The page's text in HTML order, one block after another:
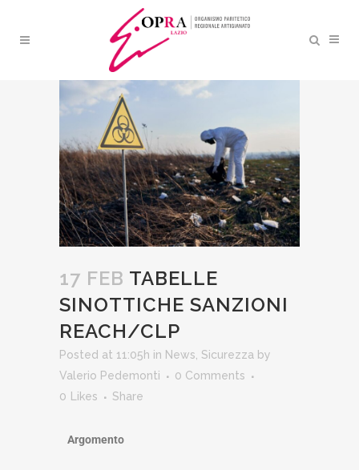
TABELLE SINOTTICHE
SANZIONI REACH/CLP
17 FEB TABELLE
SINOTTICHE SANZIONI
REACH/CLP
Posted at 11:05h in News, Sicurezza by
Valerio Pedemonti
0 Comments
0 Likes Share
Argomento